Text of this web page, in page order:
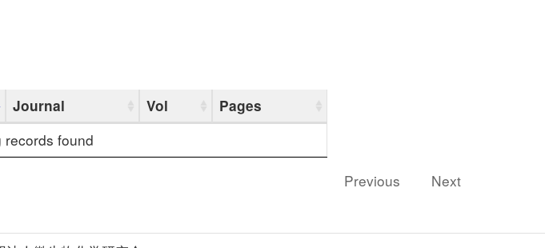
Journal Vol Pages
records found
Previous Next